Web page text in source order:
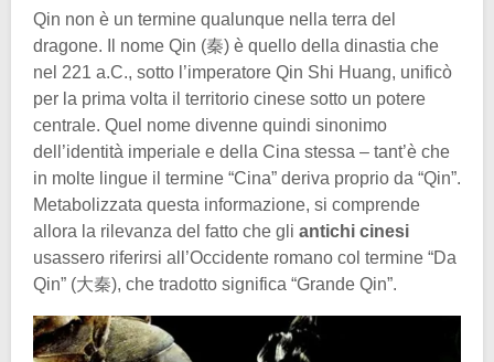
Qin non è un termine qualunque nella terra del
dragone. Il nome Qin (秦) è quello della dinastia che
nel 221 a.C., sotto l’imperatore Qin Shi Huang, unificò
per la prima volta il territorio cinese sotto un potere
centrale. Quel nome divenne quindi sinonimo
dell’identità imperiale e della Cina stessa – tant’è che
in molte lingue il termine “Cina” deriva proprio da “Qin”.
Metabolizzata questa informazione, si comprende
allora la rilevanza del fatto che gli antichi cinesi
usassero riferirsi all’Occidente romano col termine “Da
Qin” (大秦), che tradotto significa “Grande Qin”.